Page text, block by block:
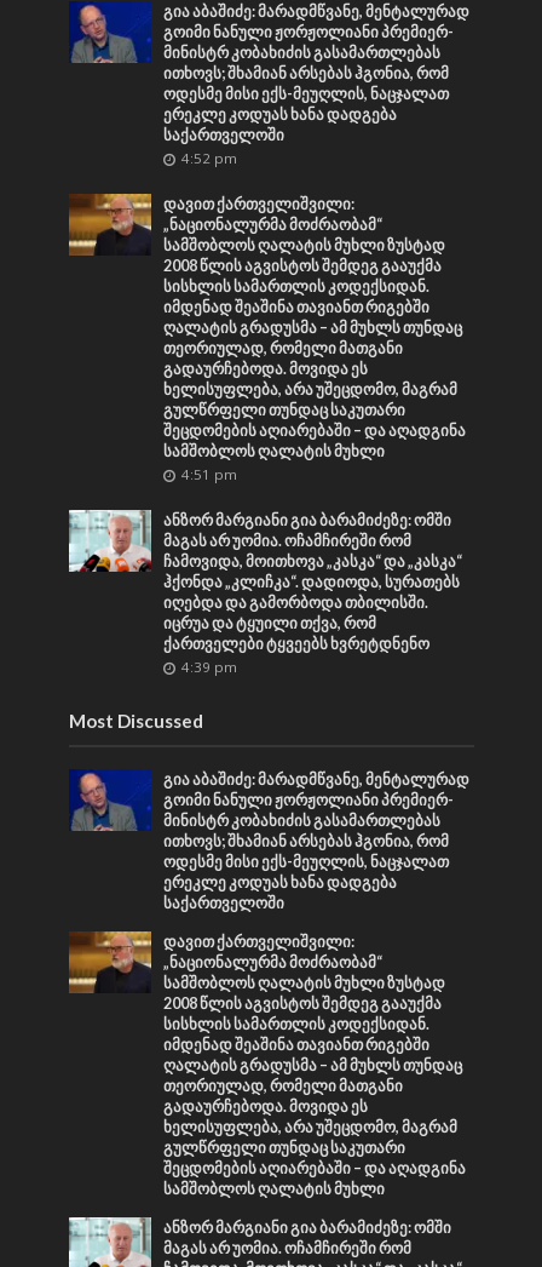
გია აბაშიძე: მარადმწვანე, მენტალურად
გოიმი ნანული ჟორჟოლიანი პრემიერ-
მინისტრ კობახიძის გასამართლებას
ითხოვს; შხამიან არსებას ჰგონია, რომ
ოდესმე მისი ექს-მეუღლის, ნაცჯალათ
ერეკლე კოდუას ხანა დადგება
საქართველოში
4:52 pm
დავით ქართველიშვილი:
„ნაციონალურმა მოძრაობამ“
სამშობლოს ღალატის მუხლი ზუსტად
2008 წლის აგვისტოს შემდეგ გააუქმა
სისხლის სამართლის კოდექსიდან.
იმდენად შეაშინა თავიანთ რიგებში
ღალატის გრადუსმა – ამ მუხლს თუნდაც
თეორიულად, რომელი მათგანი
გადაურჩებოდა. მოვიდა ეს
ხელისუფლება, არა უშეცდომო, მაგრამ
გულწრფელი თუნდაც საკუთარი
შეცდომების აღიარებაში – და აღადგინა
სამშობლოს ღალატის მუხლი
4:51 pm
ანზორ მარგიანი გია ბარამიძეზე: ომში
მაგას არ უომია. ოჩამჩირეში რომ
ჩამოვიდა, მოითხოვა „კასკა“ და „კასკა“
ჰქონდა „კლიჩკა“. დადიოდა, სურათებს
იღებდა და გამორბოდა თბილისში.
იცრუა და ტყუილი თქვა, რომ
ქართველები ტყვეებს ხვრეტდნენო
4:39 pm
Most Discussed
გია აბაშიძე: მარადმწვანე, მენტალურად
გოიმი ნანული ჟორჟოლიანი პრემიერ-
მინისტრ კობახიძის გასამართლებას
ითხოვს; შხამიან არსებას ჰგონია, რომ
ოდესმე მისი ექს-მეუღლის, ნაცჯალათ
ერეკლე კოდუას ხანა დადგება
საქართველოში
დავით ქართველიშვილი:
„ნაციონალურმა მოძრაობამ“
სამშობლოს ღალატის მუხლი ზუსტად
2008 წლის აგვისტოს შემდეგ გააუქმა
სისხლის სამართლის კოდექსიდან.
იმდენად შეაშინა თავიანთ რიგებში
ღალატის გრადუსმა – ამ მუხლს თუნდაც
თეორიულად, რომელი მათგანი
გადაურჩებოდა. მოვიდა ეს
ხელისუფლება, არა უშეცდომო, მაგრამ
გულწრფელი თუნდაც საკუთარი
შეცდომების აღიარებაში – და აღადგინა
სამშობლოს ღალატის მუხლი
ანზორ მარგიანი გია ბარამიძეზე: ომში
მაგას არ უომია. ოჩამჩირეში რომ